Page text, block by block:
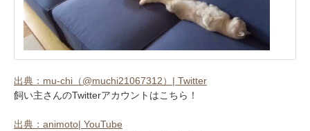
出典：mu-chi（@muchi21067312）| Twitter
飼い主さんのTwitterアカウントはこちら！
出典：animoto| YouTube